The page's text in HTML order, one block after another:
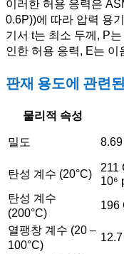
이러한 허용 응력은
0.6P))에 따라 압력 용
기서 t는 최소 두께, P
인한 허용 응력, E는 이
판재 용도에 관련
물리적 속성
밀도 8.69
탄성 계수 (20°C)
211
10⁶
탄성 계수
(200°C)
196
열팽창 계수 (20 –
100°C)
12.7